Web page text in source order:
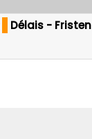
Délais - Fristen